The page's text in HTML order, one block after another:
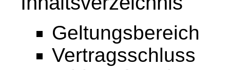
Geltungsbereich
Vertragsschluss